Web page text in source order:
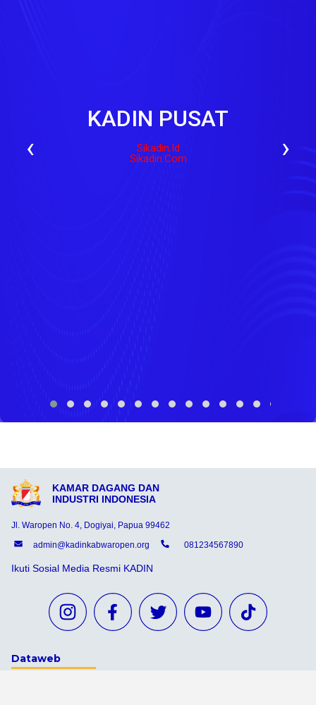
KADIN PUSAT
Sikadin.id
Sikadin.com
‹ ›
KAMAR DAGANG DAN
INDUSTRI INDONESIA
Jl. Waropen No. 4, Dogiyai, Papua 99462
admin@kadinkabwaropen.org
081234567890
Ikuti Sosial Media Resmi KADIN
Dataweb